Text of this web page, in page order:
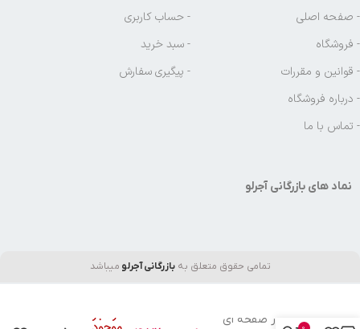
- صفحه اصلی
- فروشگاه
- قوانین و مقررات
- درباره فروشگاه
- تماس با ما
- حساب کاربری
- سبد خرید
- پیگیری سفارش
نماد های بازرگانی آجرلو
تمامی حقوق متعلق بهبازرگانی آجرلو میباشد
اجاق گاز صفحه ای
در انبار